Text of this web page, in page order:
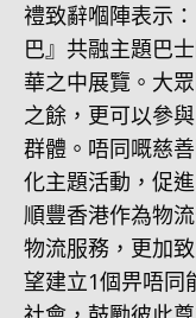
禮致辭嗰陣表示
巴』共融主題巴
華之中展覽。大
之餘，更可以參
群體。唔同嘅慈
化主題活動，促
順豐香港作為物
物流服務，更加
望建立1個畀唔同